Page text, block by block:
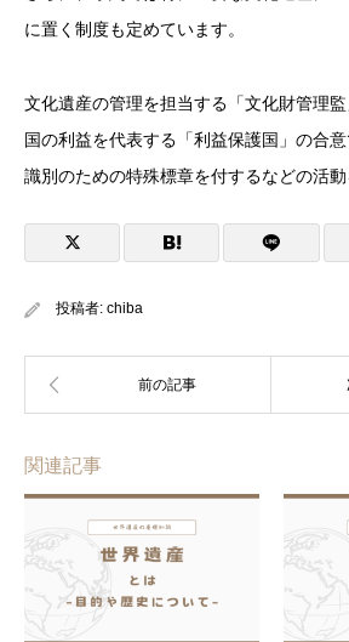
に置く制度も定めています。
文化遺産の管理を担当する「文化財管理
国の利益を代表する「利益保護国」の合
識別のための特殊標章を付するなどの活動
投稿者: chiba
関連記事